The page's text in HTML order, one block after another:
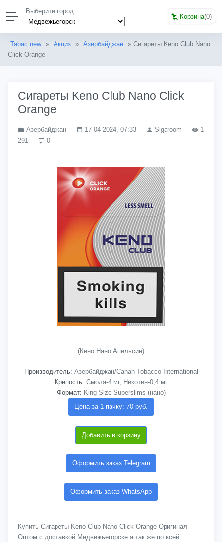
Выберите город:
Корзина(0)
Tabac new » Акциз » Азербайджан » Сигареты Keno Club Nano
Click Orange
Сигареты Keno Club Nano Click
Orange
Азербайджан 17-04-2024, 07:33 Sigaroom
1
291
0
(Кено Нано Апельсин)
Производитель: Азербайджан/Cahan Tobacco International
Крепость: Смола-4 мг, Никотин-0,4 мг
Формат: King Size Superslims (нано)
Цена за 1 пачку: 70 руб.
Добавить в корзину
Оформить заказ Telegram
Оформить заказ WhatsApp
Купить Сигареты Keno Club Nano Click Orange Оригинал
Оптом с доставкой Медвежьегорске а так же по всей